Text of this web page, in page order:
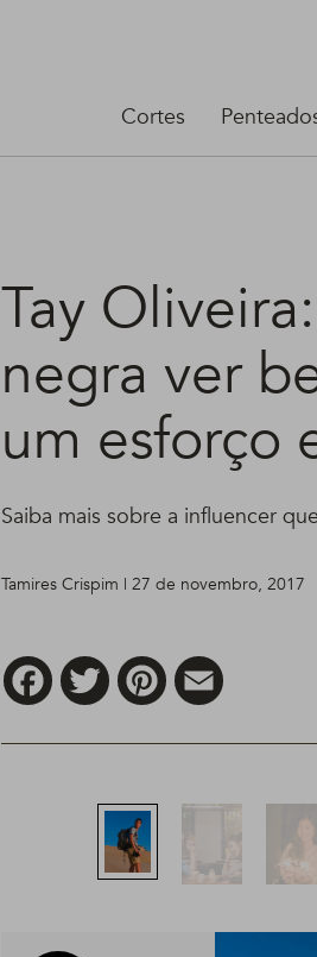
Cortes
Tay
negra ver
um esforço
Saiba mais sobre a influencer
Tamires Crispim | 27 de novembro, 2017
FacebookTwitter Pinterest